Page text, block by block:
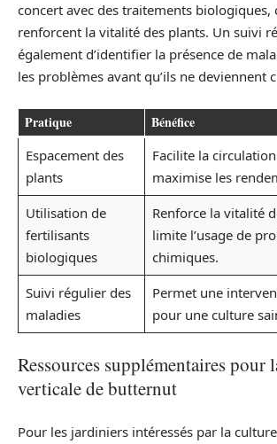
concert avec des traitements biologiques,
renforcent la vitalité des plants. Un suivi
également d’identifier la présence de
les problèmes avant qu’ils ne deviennent
Pratique Bénéfice
Espacement des
plants
Facilite la circulation
maximise les
Utilisation de
fertilisants
biologiques
Renforce la vitalité
limite l’usage de
chimiques.
Suivi régulier des
maladies
Permet une
pour une culture
Ressources supplémentaires pour
verticale de butternut
Pour les jardiniers intéressés par la